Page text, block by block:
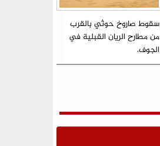
سقوط صاروخ حوثي بالقرب
من مطارح الريان القبلية في
الجوف.